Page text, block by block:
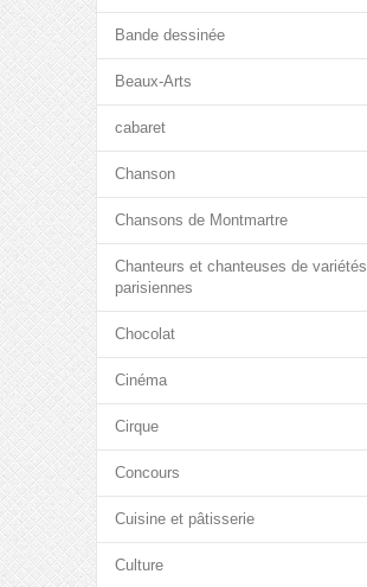
Bande dessinée
Beaux-Arts
cabaret
Chanson
Chansons de Montmartre
Chanteurs et chanteuses de variétés
parisiennes
Chocolat
Cinéma
Cirque
Concours
Cuisine et pâtisserie
Culture